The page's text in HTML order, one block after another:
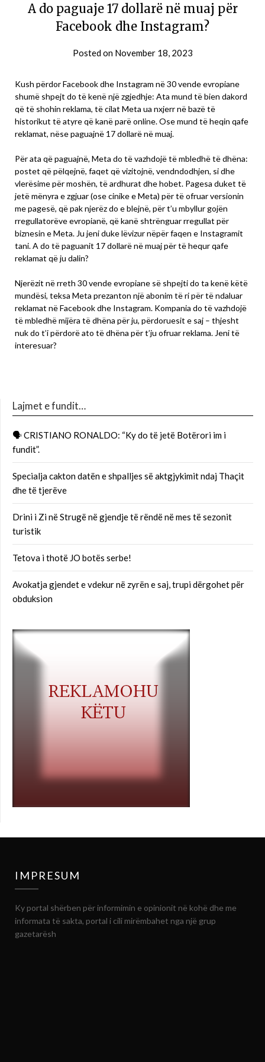
A do paguaje 17 dollarë në muaj për
Facebook dhe Instagram?
Posted on November 18, 2023
Kush përdor Facebook dhe Instagram në 30 vende evropiane
shumë shpejt do të kenë një zgjedhje: Ata mund të bien dakord
që të shohin reklama, të cilat Meta ua nxjerr në bazë të
historikut të atyre që kanë parë online. Ose mund të heqin qafe
reklamat, nëse paguajnë 17 dollarë në muaj.
Për ata që paguajnë, Meta do të vazhdojë të mbledhë të dhëna:
postet që pëlqejnë, faqet që vizitojnë, vendndodhjen, si dhe
vlerësime për moshën, të ardhurat dhe hobet. Pagesa duket të
jetë mënyra e zgjuar (ose cinike e Meta) për të ofruar versionin
me pagesë, që pak njerëz do e blejnë, për t’u mbyllur gojën
rregullatorëve evropianë, që kanë shtrënguar rregullat për
biznesin e Meta. Ju jeni duke lëvizur nëpër faqen e Instagramit
tani. A do të paguanit 17 dollarë në muaj për të hequr qafe
reklamat që ju dalin?
Njerëzit në rreth 30 vende evropiane së shpejti do ta kenë këtë
mundësi, teksa Meta prezanton një abonim të ri për të ndaluar
reklamat në Facebook dhe Instagram. Kompania do të vazhdojë
të mbledhë mijëra të dhëna për ju, përdoruesit e saj – thjesht
nuk do t’i përdorë ato të dhëna për t’ju ofruar reklama. Jeni të
interesuar?
Lajmet e fundit…
🗣 CRISTIANO RONALDO: “Ky do të jetë Botërori im i
fundit”.
Specialja cakton datën e shpalljes së aktgjykimit ndaj Thaçit
dhe të tjerëve
Drini i Zi në Strugë në gjendje të rëndë në mes të sezonit
turistik
Tetova i thotë JO botës serbe!
Avokatja gjendet e vdekur në zyrën e saj, trupi dërgohet për
obduksion
IMPRESUM
Ky portal shërben për informimin e opinionit në kohë dhe me
informata të sakta, portal i cili mirëmbahet nga një grup
gazetarësh